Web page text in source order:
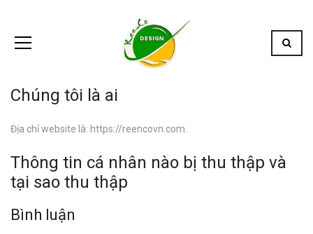
Chúng tôi là ai
Địa chỉ website là: https://reencovn.com.
Thông tin cá nhân nào bị thu thập và
tại sao thu thập
Bình luận